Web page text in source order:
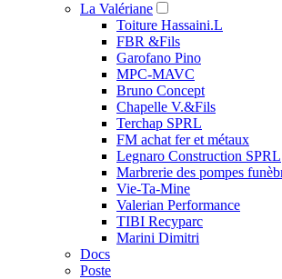
La Valériane
Toiture Hassaini.L
FBR &Fils
Garofano Pino
MPC-MAVC
Bruno Concept
Chapelle V.&Fils
Terchap SPRL
FM achat fer et métaux
Legnaro Construction SPRL
Marbrerie des pompes
Vie-Ta-Mine
Valerian Performance
TIBI Recyparc
Marini Dimitri
Docs
Poste